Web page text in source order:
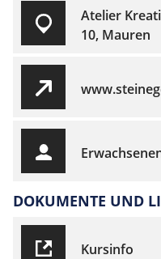
Atelier
10, Mauren
DOKUMENTE UND
Kursinfo